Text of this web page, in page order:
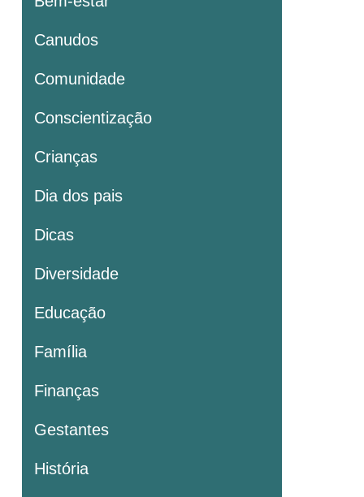
Canudos
Comunidade
Conscientização
Crianças
Dia dos pais
Dicas
Diversidade
Educação
Família
Finanças
Gestantes
História